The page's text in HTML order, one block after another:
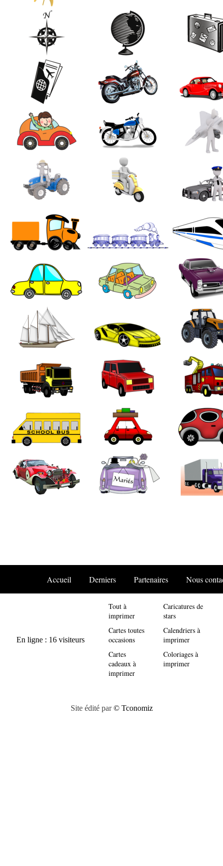
Accueil Derniers Partenaires Nous
Tout à
imprimer
Cartes toutes
occasions
Cartes
cadeaux à
imprimer
Caricatures de
stars
Calendriers à
imprimer
Coloriages à
imprimer
Site édité par© Tconomiz